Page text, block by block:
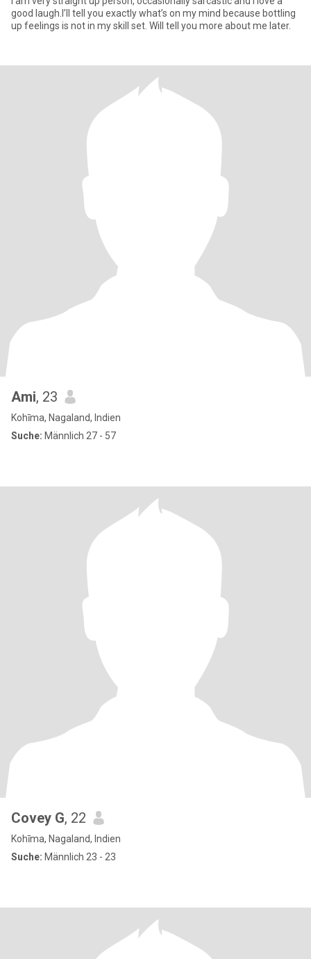
good laugh.I’ll tell you exactly what’s on my mind because bottling
up feelings is not in my skill set. Will tell you more about me later.
Ami, 23
Kohīma, Nagaland, Indien
Suche: Männlich 27 - 57
Covey G, 22
Kohīma, Nagaland, Indien
Suche: Männlich 23 - 23